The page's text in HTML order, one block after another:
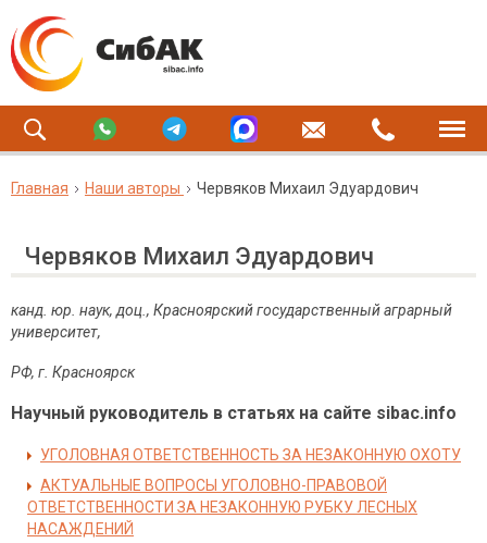
Главная Наши авторы Червяков Михаил Эдуардович
Червяков Михаил Эдуардович
канд. юр. наук, доц., Красноярский государственный аграрный
университет,
РФ, г. Красноярск
Научный руководитель в статьях на сайте sibac.info
УГОЛОВНАЯ ОТВЕТСТВЕННОСТЬ ЗА НЕЗАКОННУЮ ОХОТУ
АКТУАЛЬНЫЕ ВОПРОСЫ УГОЛОВНО-ПРАВОВОЙ
ОТВЕТСТВЕННОСТИ ЗА НЕЗАКОННУЮ РУБКУ ЛЕСНЫХ
НАСАЖДЕНИЙ